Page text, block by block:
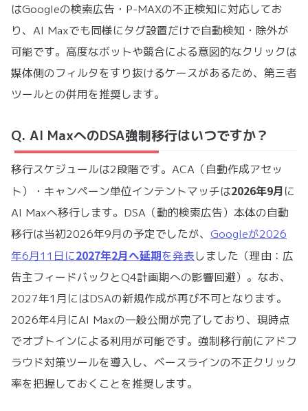
はGoogleの検索広告・P-MAXの不正検知に対応してお
り、AI Maxでも同様にタグ設置だけで自動検知・除外が
可能です。高度なボットや競合による意図的なクリックは
媒体側のフィルタをすり抜けるケースがあるため、第三者
ツールとの併用を推奨します。
Q. AI MaxへのDSA強制移行はいつですか？
移行スケジュールは2段階です。ACA（自動作成アセッ
ト）・キャンペーン単位インテントマッチは2026年9月に
AI Maxへ移行します。DSA（動的検索広告）本体の自動
移行は当初2026年9月の予定でしたが、 Googleが2026
年6月11日に2027年2月へ延期を発表しました（理由：広
告主フィードバックとQ4計画期への影響回避）。なお、
2027年1月にはDSAの新規作成が再び不可となります。
2026年4月にAI Maxの一般公開が完了しており、現時点
でオプトインによる利用が可能です。強制移行前にアドフ
ラウド対策ツールを導入し、ベースラインの不正クリック
率を把握しておくことを推奨します。